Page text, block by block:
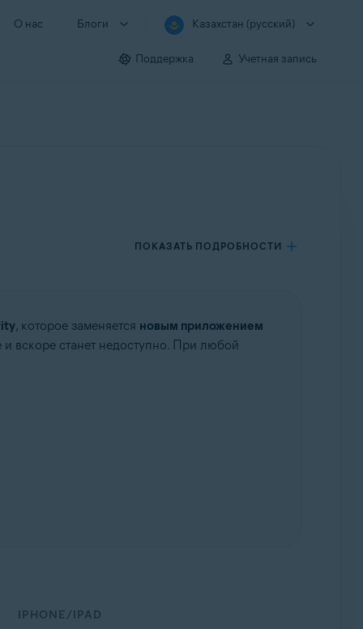
О нас Блоги Казахстан (русский)
Поддержка Учетная запись
ПОКАЗАТЬ ПОДРОБНОСТИ
, которое заменяется новым приложением
вскоре станет недоступно. При любой
IPHONE/IPAD